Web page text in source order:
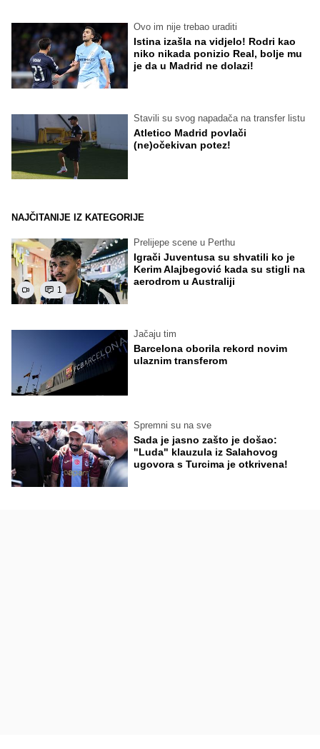
Ovo im nije trebao uraditi
Istina izašla na vidjelo! Rodri kao
niko nikada ponizio Real, bolje mu
je da u Madrid ne dolazi!
Stavili su svog napadača na transfer listu
Atletico Madrid povlači
(ne)očekivan potez!
NAJČITANIJE IZ KATEGORIJE
1
Prelijepe scene u Perthu
Igrači Juventusa su shvatili ko je
Kerim Alajbegović kada su stigli na
aerodrom u Australiji
Jačaju tim
Barcelona oborila rekord novim
ulaznim transferom
Spremni su na sve
Sada je jasno zašto je došao:
"Luda" klauzula iz Salahovog
ugovora s Turcima je otkrivena!